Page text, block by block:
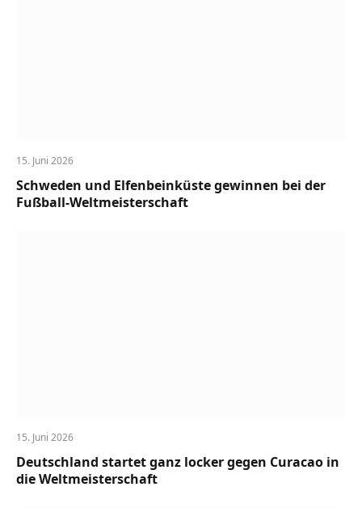
15. Juni 2026
Schweden und Elfenbeinküste gewinnen bei der
Fußball-Weltmeisterschaft
15. Juni 2026
Deutschland startet ganz locker gegen Curacao in
die Weltmeisterschaft